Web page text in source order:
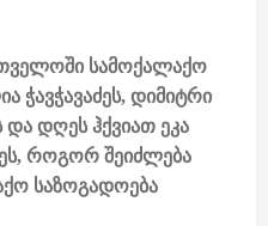
სამოქალაქო
ჭავჭავაძეს, დიმიტრი
და დღეს ჰქვიათ ეკა
როგორ შეიძლება
საზოგადოება